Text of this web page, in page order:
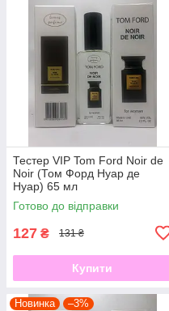
Тестер VIP Tom Ford Noir de
Noir (Том Форд Нуар де
Нуар) 65 мл
Готово до відправки
127 ₴ 131 ₴
Купити
Новинка –3%